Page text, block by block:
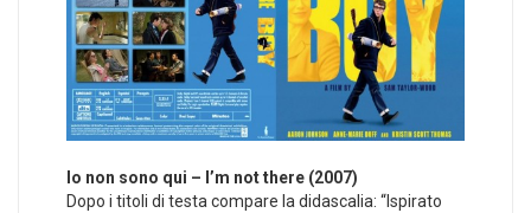
Io non sono qui – I’m not there (2007)
Dopo i titoli di testa compare la didascalia: “Ispirato